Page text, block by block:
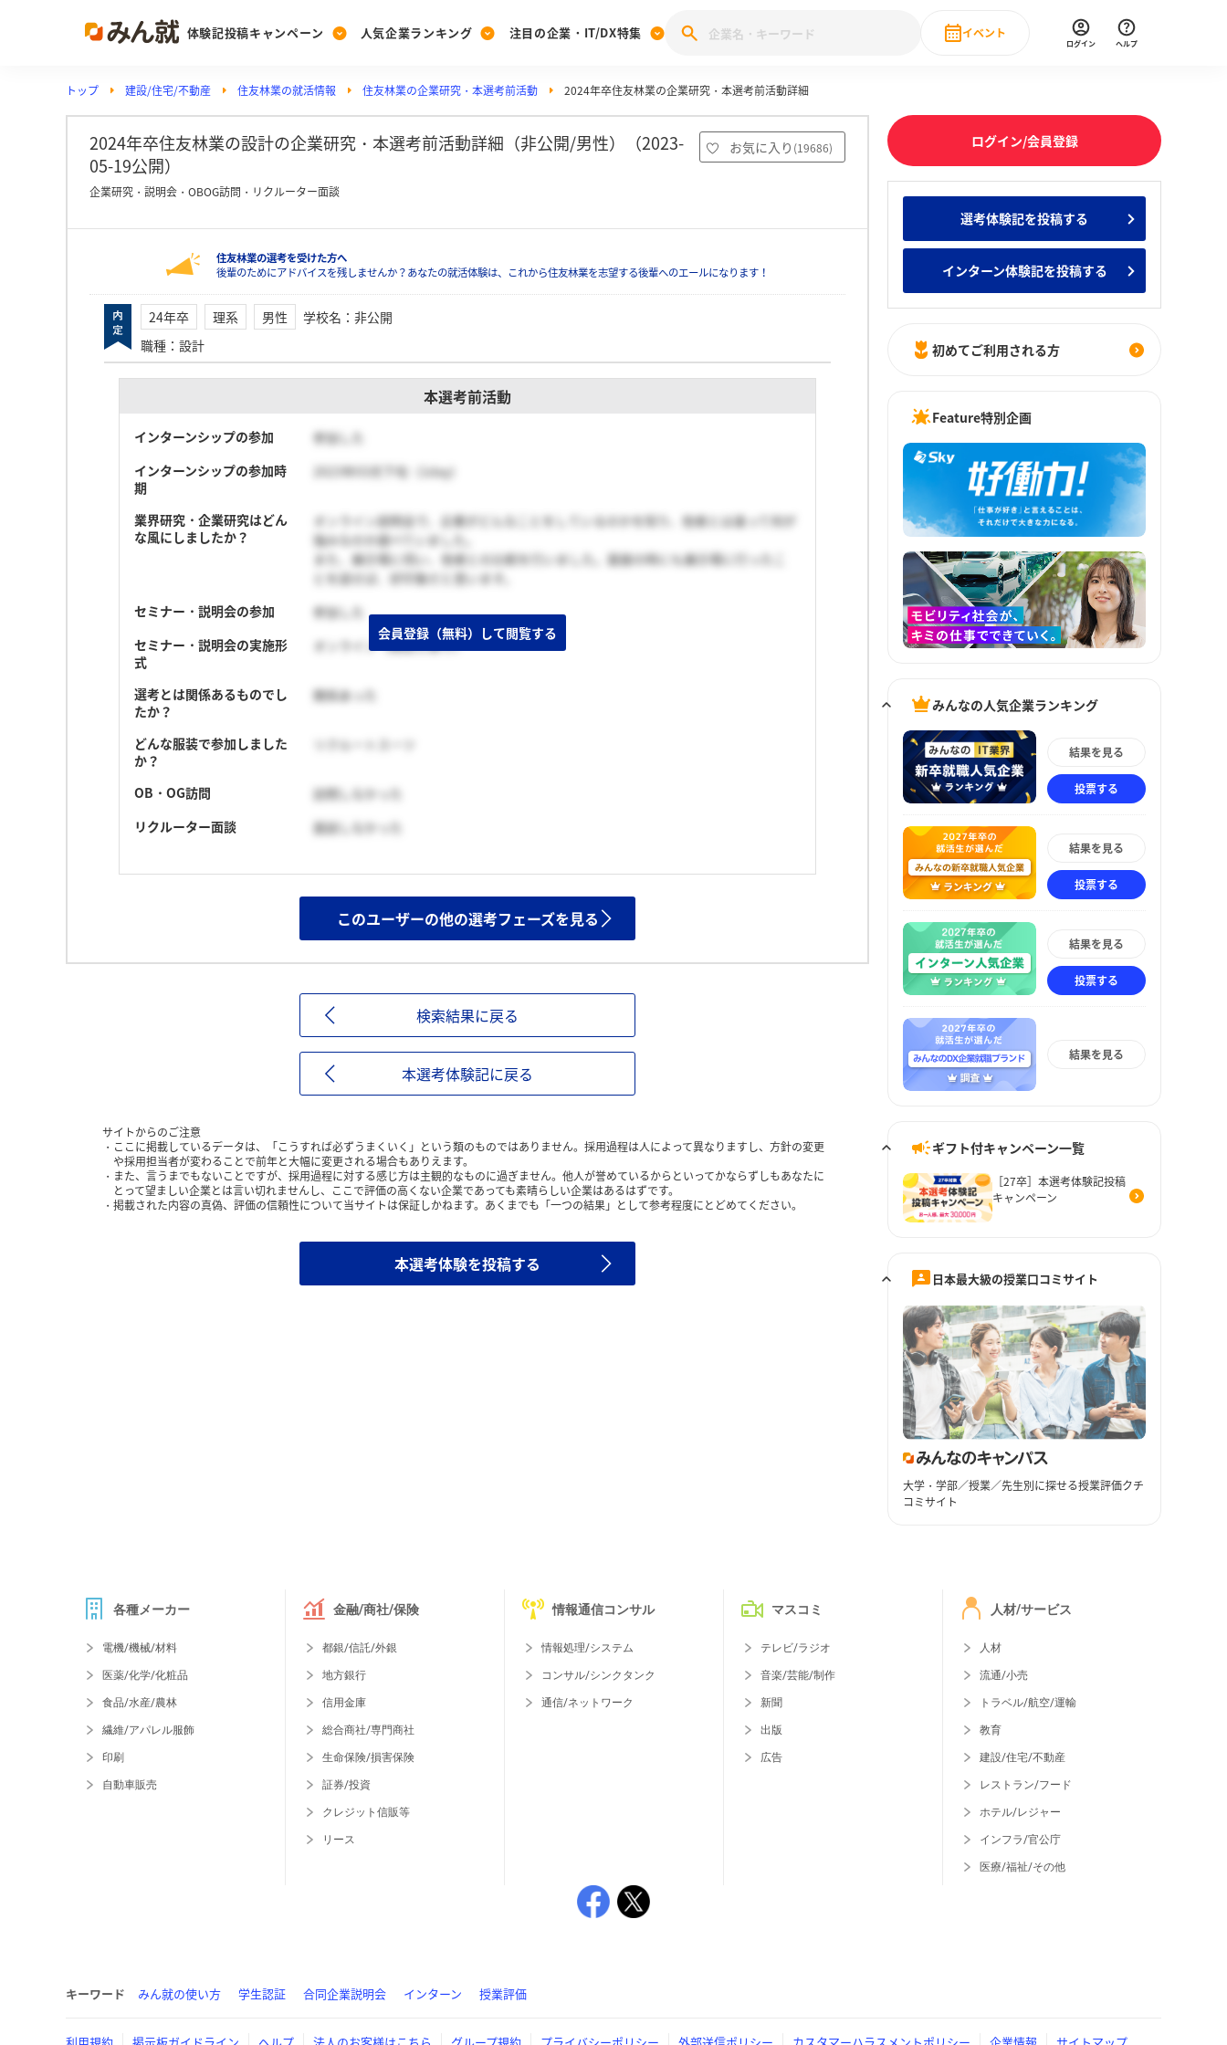
体験記投稿キャンペーン
Post
投稿する
[27卒] 本選考体験記投稿キャンペーン
人気企業ランキング
Ranking
ランキングを見る
みんなのDX企業就職ブランド調査
Vote みんなの新卒就職人気企業ランキング みんなのインターン人気企業ランキ
注目の企業・IT/DX特集
PickUp
注目の企業特集
28卒 IT・DX現場社員インタビュー
動画で知ろう！業界・企業研究
イベント
直近のイベント一覧
ログイン ヘルプ
トップ 建設/住宅/不動産 住友林業の就活情報 住友林業の企業研究・本選考前活動 2024年卒住友林業の企業研究・本選考前活動詳細
2024年卒住友林業の設計の企業研究・本選考前活動詳細（非公開/男性）（2023-
05-19公開）
お気に入り (19686)
企業研究・説明会・OBOG訪問・リクルーター面談
住友林業の選考を受けた方へ
後輩のためにアドバイスを残しませんか？あなたの就活体験は、これから住友林業を志望する後輩へのエールになります！
24年卒 理系 男性 学校名 ： 非公開
職種 ： 設計
本選考前活動
インターンシップの参加
参加した
インターンシップの参加時
期
2023年03月下旬（1day）
業界研究・企業研究はどん
な風にしましたか？
オンライン説明会で、企業がどんなことをしているのかを知り、他者とは違って何が
強みなのか調べていました。
また、展示場に伺い、他者との比較を行いました。面接の時にも展示場に行ったこ
とを話せば、好印象だと思います。
セミナー・説明会の参加
参加した
セミナー・説明会の実施形
式
オンライン（顔出しあり）
選考とは関係あるものでし
たか？
関係あった
どんな服装で参加しました
か？
リクルートスーツ
OB・OG訪問
訪問しなかった
リクルーター面談
面談しなかった
会員登録（無料）して閲覧する
このユーザーの他の選考フェーズを見る
検索結果に戻る
本選考体験記に戻る
サイトからのご注意
ここに掲載しているデータは、「こうすれば必ずうまくいく」という類のものではありません。採用過程は人によって異なりますし、方針の変更
や採用担当者が変わることで前年と大幅に変更される場合もありえます。
また、言うまでもないことですが、採用過程に対する感じ方は主観的なものに過ぎません。他人が誉めているからといってかならずしもあなたに
とって望ましい企業とは言い切れませんし、ここで評価の高くない企業であっても素晴らしい企業はあるはずです。
掲載された内容の真偽、評価の信頼性について当サイトは保証しかねます。あくまでも「一つの結果」として参考程度にとどめてください。
本選考体験を投稿する
ログイン/会員登録
選考体験記を投稿する
インターン体験記を投稿する
初めてご利用される方
Feature特別企画
みんなの人気企業ランキング
結果を見る
投票する
結果を見る
投票する
結果を見る
投票する
結果を見る
ギフト付キャンペーン一覧
［27卒］本選考体験記投稿
キャンペーン
日本最大級の授業口コミサイト
大学・学部／授業／先生別に探せる授業評価クチ
コミサイト
各種メーカー
電機/機械/材料
医薬/化学/化粧品
食品/水産/農林
繊維/アパレル服飾
印刷
自動車販売
金融/商社/保険
都銀/信託/外銀
地方銀行
信用金庫
総合商社/専門商社
生命保険/損害保険
証券/投資
クレジット信販等
リース
情報通信コンサル
情報処理/システム
コンサル/シンクタンク
通信/ネットワーク
マスコミ
テレビ/ラジオ
音楽/芸能/制作
新聞
出版
広告
人材/サービス
人材
流通/小売
トラベル/航空/運輸
教育
建設/住宅/不動産
レストラン/フード
ホテル/レジャー
インフラ/官公庁
医療/福祉/その他
キーワード みん就の使い方 学生認証 合同企業説明会 インターン 授業評価